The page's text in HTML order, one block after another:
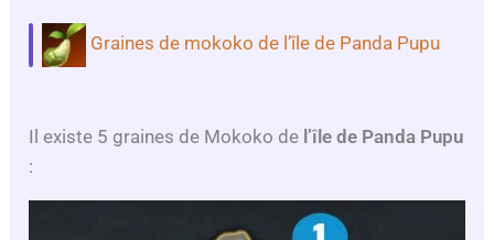
Graines de mokoko de l’île de Panda Pupu
Il existe 5 graines de Mokoko de l’île de Panda Pupu
: